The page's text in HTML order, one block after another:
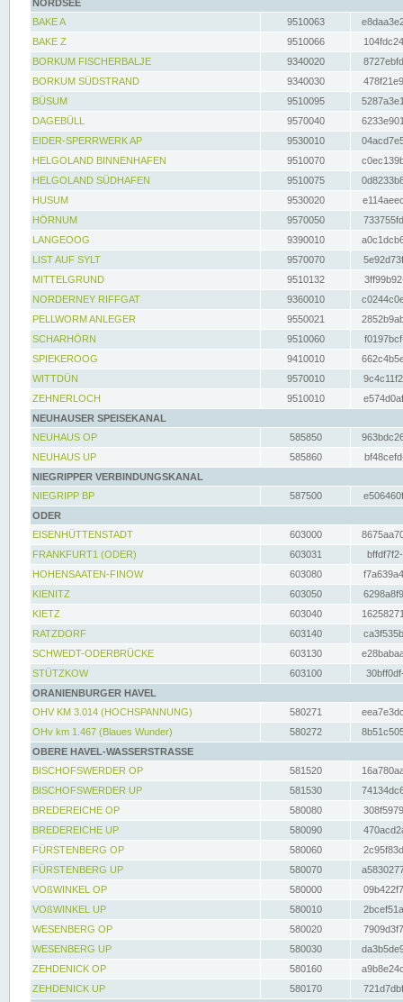
NORDSEE
BAKE A
9510063
BAKE Z
9510066
BORKUM FISCHERBALJE
9340020
BORKUM SÜDSTRAND
9340030
BÜSUM
9510095
DAGEBÜLL
9570040
EIDER-SPERRWERK AP
9530010
HELGOLAND BINNENHAFEN
9510070
HELGOLAND SÜDHAFEN
9510075
HUSUM
9530020
HÖRNUM
9570050
LANGEOOG
9390010
LIST AUF SYLT
9570070
MITTELGRUND
9510132
NORDERNEY RIFFGAT
9360010
PELLWORM ANLEGER
9550021
SCHARHÖRN
9510060
SPIEKEROOG
9410010
WITTDÜN
9570010
ZEHNERLOCH
9510010
NEUHAUSER SPEISEKANAL
NEUHAUS OP
585850
NEUHAUS UP
585860
NIEGRIPPER VERBINDUNGSKANAL
NIEGRIPP BP
587500
ODER
EISENHÜTTENSTADT
603000
FRANKFURT1 (ODER)
603031
HOHENSAATEN-FINOW
603080
KIENITZ
603050
KIETZ
603040
RATZDORF
603140
SCHWEDT-ODERBRÜCKE
603130
STÜTZKOW
603100
ORANIENBURGER HAVEL
OHV KM 3.014 (HOCHSPANNUNG)
580271
OHv km 1.467 (Blaues Wunder)
580272
OBERE HAVEL-WASSERSTRASSE
BISCHOFSWERDER OP
581520
BISCHOFSWERDER UP
581530
BREDEREICHE OP
580080
BREDEREICHE UP
580090
FÜRSTENBERG OP
580060
FÜRSTENBERG UP
580070
VOßWINKEL OP
580000
VOßWINKEL UP
580010
WESENBERG OP
580020
WESENBERG UP
580030
ZEHDENICK OP
580160
ZEHDENICK UP
580170